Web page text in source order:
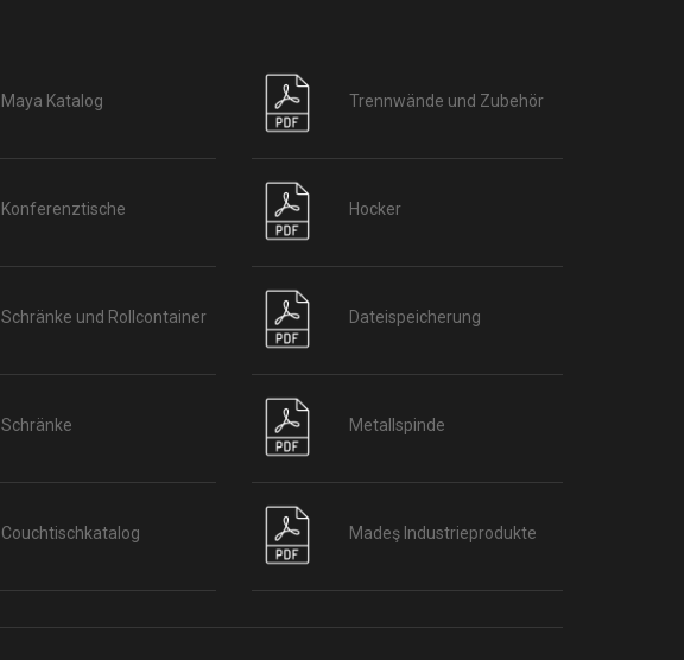
Maya Katalog
Konferenztische
Schränke und Rollcontainer
Schränke
Couchtischkatalog
Trennwände und Zubehör
Hocker
Dateispeicherung
Metallspinde
Madeş Industrieprodukte